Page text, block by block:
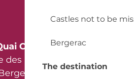
Castles not to be
Bergerac
The destination
Cyrano
des Récollets
- France